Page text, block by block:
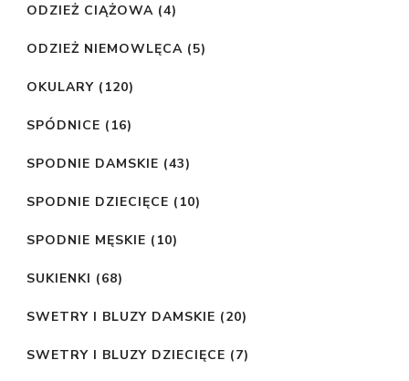
ODZIEŻ CIĄŻOWA (4)
ODZIEŻ NIEMOWLĘCA (5)
OKULARY (120)
SPÓDNICE (16)
SPODNIE DAMSKIE (43)
SPODNIE DZIECIĘCE (10)
SPODNIE MĘSKIE (10)
SUKIENKI (68)
SWETRY I BLUZY DAMSKIE (20)
SWETRY I BLUZY DZIECIĘCE (7)